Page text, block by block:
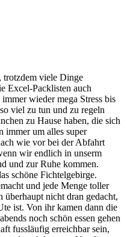
trotzdem viele Dinge
Excel-Packlisten auch
wieder mega Stress bis
viel zu tun und zu regeln
zu Hause haben, die sich
immer um alles super
wie vor bei der Abfahrt
wir endlich in unserm
und zur Ruhe kommen.
schöne Fichtelgebirge.
und jede Menge toller
überhaupt nicht dran gedacht,
ist. Von ihr kamen dann die
noch schön essen gehen
fussläufig erreichbar sein,